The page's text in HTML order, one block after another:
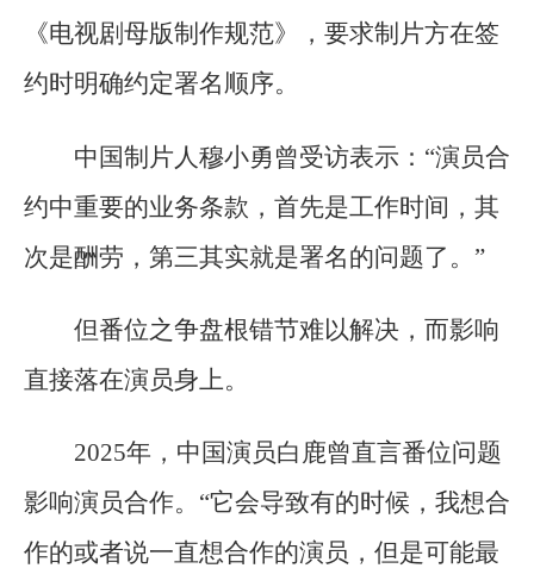
《电视剧母版制作规范》，要求制片方在签
约时明确约定署名顺序。
中国制片人穆小勇曾受访表示：“演员合
约中重要的业务条款，首先是工作时间，其
次是酬劳，第三其实就是署名的问题了。”
但番位之争盘根错节难以解决，而影响
直接落在演员身上。
2025年，中国演员白鹿曾直言番位问题
影响演员合作。“它会导致有的时候，我想合
作的或者说一直想合作的演员，但是可能最